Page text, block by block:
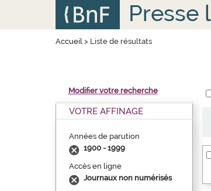
Presse
Accueil> Liste de résultats
Modifier votre recherche
VOTRE AFFINAGE
Années de parution
1900 - 1999
Accès en ligne
Journaux non numérisés
Panneau de gestion des cookies